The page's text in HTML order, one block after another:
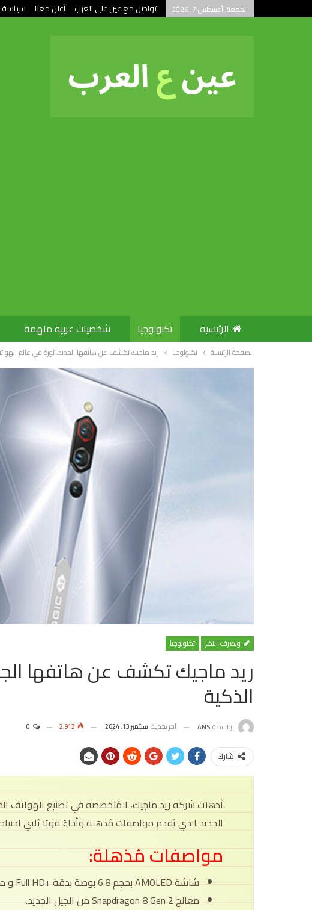
الجمعة, أغسطس 7, 2026 تواصل مع عين على العرب أعلن معنا سياسة
الرئيسية تكنولوجيا شخصيات عربية ملهمة
الصفحة الرئيسية تكنولوجيا ريد ماجيك تكشف عن هاتفها الجديد. ثورة في عالم
وبصرف النظر تكنولوجيا
ريد ماجيك تكشف عن هاتفها
الذكية
بواسطة ANS آخر تحديث سبتمبر 13, 2024
شارك
أذهلت شركة ريد ماجيك، المُتخصصة في تصنيع الهواتف
الجديد الذي يُقدم مواصفات مُذهلة وأداءً قويًا يُلبي
مواصفات مُذهلة:
شاشة AMOLED بحجم 6.8 بوصة بدقة +Full HD و معدل تحديث 165Hz.
معالج Snapdragon 8 Gen 2 من الجيل الجديد.